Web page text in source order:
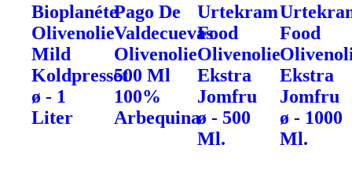
Bioplanéte
Olivenolie
Mild
Koldpresset
ø - 1
Liter
Pago De
Valdecuevas
Olivenolie
500 Ml
100%
Arbequina
Urtekram
Food
Olivenolie
Ekstra
Jomfru
ø - 500
Ml.
Food
Ekstra
Jomfru
ø - 1000
Ml.